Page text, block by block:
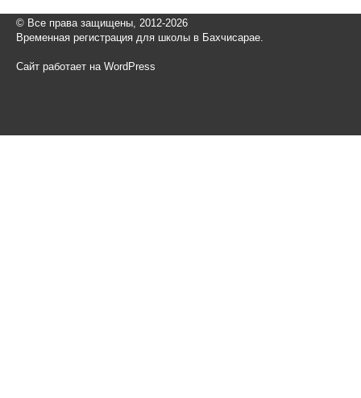
© Все права защищены, 2012-2026
Временная регистрация для школы в Бахчисарае.
Сайт работает на WordPress